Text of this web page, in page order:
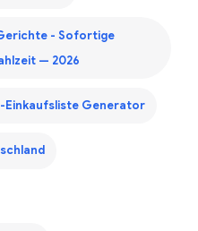
- Sofortige
— 2026
Einkaufsliste Generator